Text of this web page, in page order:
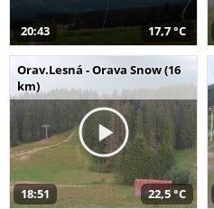
20:43 17,7 °C
Orav.Lesná - Orava Snow (16
km)
18:51 22,5 °C